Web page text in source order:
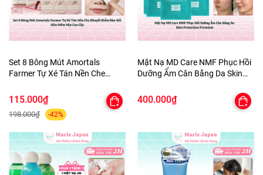
Set 8 Bông Mút Amortals
Farmer Tự Xé Tán Nền Che
Mịn Cao Cấp
115.000₫
198.000₫ -42%
Mặt Nạ MD Care NMF Phục Hồi
Dưỡng Ẩm Cân Bằng Da Skin
400.000₫